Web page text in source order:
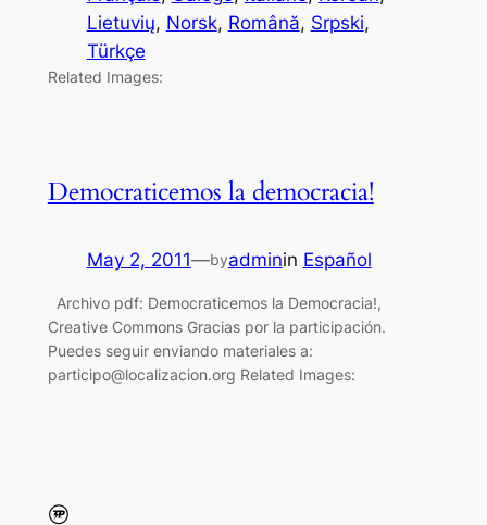
Lietuvių, Norsk, Română, Srpski
Türkçe
Related Images:
Democraticemos la democracia!
May 2, 2011—byadminin Español
Archivo pdf: Democraticemos la Democracia!,
Creative Commons Gracias por la participación.
Puedes seguir enviando materiales a:
participo@localizacion.org Related Images: